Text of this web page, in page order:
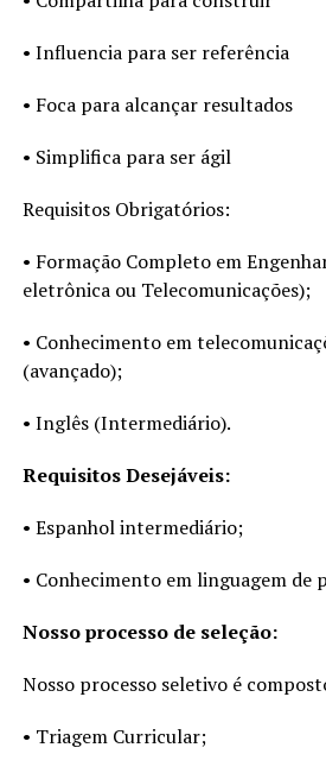
• Influencia para ser referência
• Foca para alcançar resultados
• Simplifica para ser ágil
Requisitos Obrigatórios:
• Formação Completo em
eletrônica ou Telecomunicações);
• Conhecimento em
(avançado);
• Inglês (Intermediário).
Requisitos Desejáveis:
• Espanhol intermediário;
• Conhecimento em linguagem de
Nosso processo de seleção:
Nosso processo seletivo é
• Triagem Curricular;